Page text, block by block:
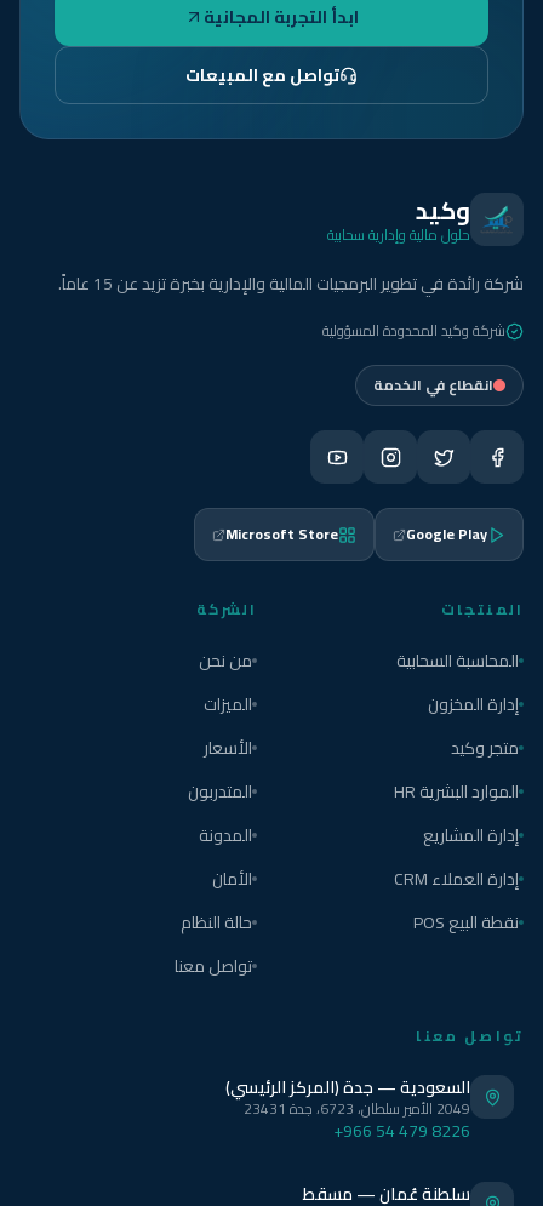
ابدأ التجربة المجانية
تواصل مع المبيعات
وكيد
حلول مالية وإدارية سحابية
شركة رائدة في تطوير البرمجيات المالية والإدارية بخبرة تزيد عن 15 عاماً.
شركة وكيد المحدودة المسؤولية
انقطاع في الخدمة
Google Play
Microsoft Store
المنتجات
المحاسبة السحابية
إدارة المخزون
متجر وكيد
الموارد البشرية HR
إدارة المشاريع
إدارة العملاء CRM
نقطة البيع POS
الشركة
من نحن
الميزات
الأسعار
المتدربون
المدونة
الأمان
حالة النظام
تواصل معنا
تواصل معنا
السعودية — جدة (المركز الرئيسي)
2049 الأمير سلطان، 6723، جدة 23431
+966 54 479 8226
سلطنة عُمان — مسقط